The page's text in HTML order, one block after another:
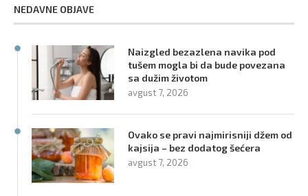
NEDAVNE OBJAVE
Naizgled bezazlena navika pod
tušem mogla bi da bude povezana
sa dužim životom
avgust 7, 2026
Ovako se pravi najmirisniji džem od
kajsija – bez dodatog šećera
avgust 7, 2026